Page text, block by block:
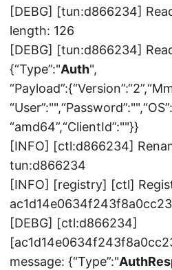
[DEBG] [tun:d866234]
length: 126
[DEBG] [tun:d866234]
{“Type”:"Auth",
“amd64”,“ClientId”:""}}
[INFO] [ctl:d866234]
tun:d866234
[INFO] [registry] [ctl]
[DEBG] [ctl:d866234]
message: {“Type”:"